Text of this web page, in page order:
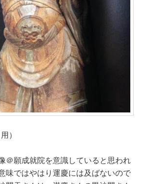
）
＠願成就院を意識していると思われ
味ではやはり運慶には及ばないので